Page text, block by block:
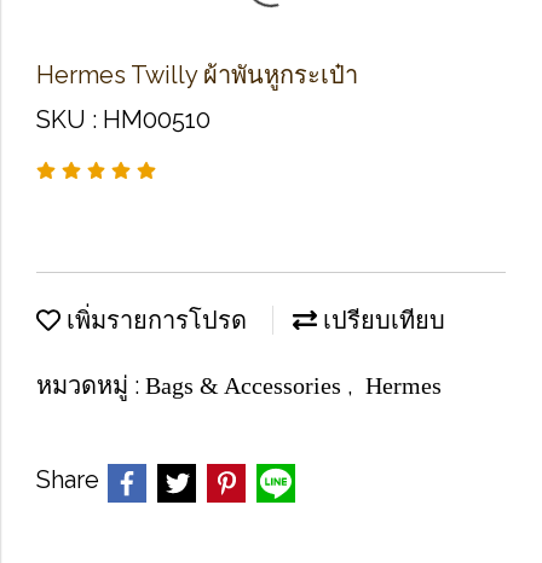
Hermes Twilly ผ้าพันหูกระเป๋า
SKU : HM00510
เพิ่มรายการโปรด เปรียบเทียบ
หมวดหมู่ : Bags & Accessories , Hermes
Share